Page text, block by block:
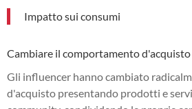
Impatto sui consumi
Cambiare il comportamento d'acquisto
Gli influencer hanno cambiato
d'acquisto presentando prodotti e